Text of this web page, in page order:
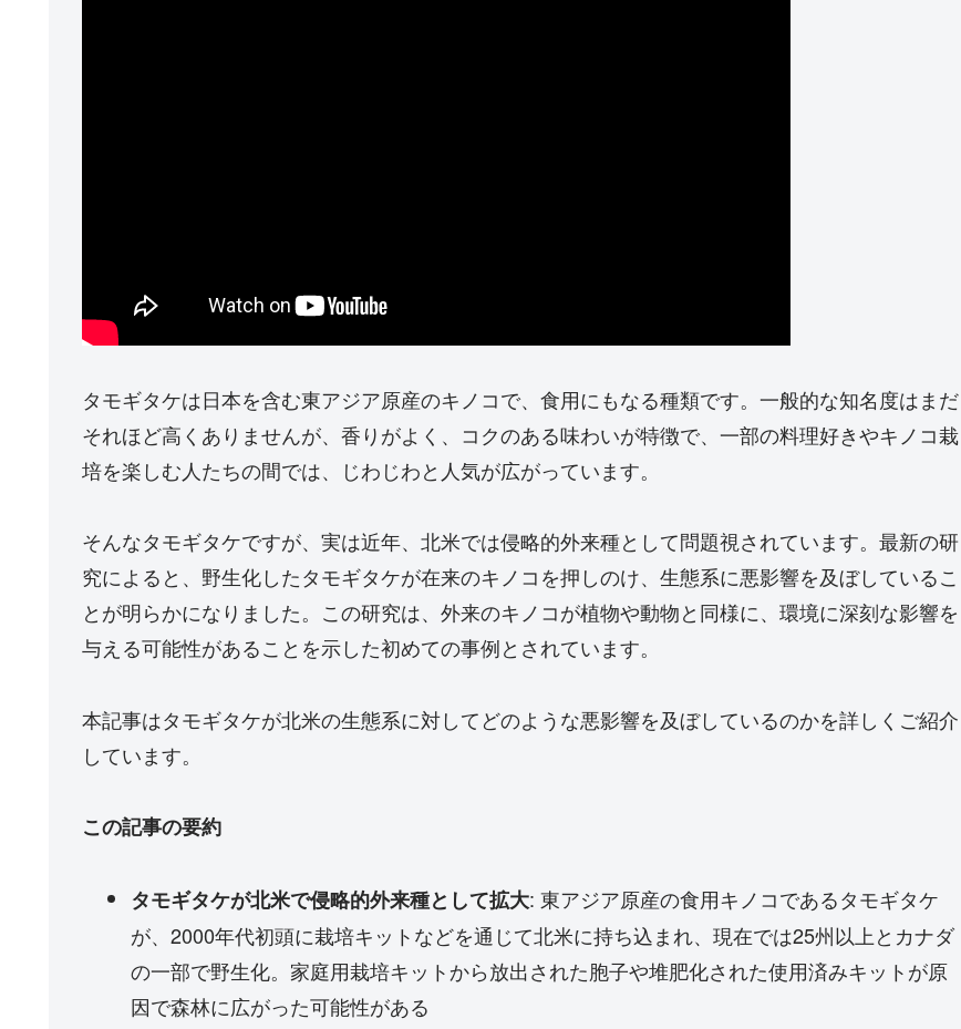
タモギタケは日本を含む東アジア原産のキノコで、食用にもなる種類です。一般的な知名度はまだ
それほど高くありませんが、香りがよく、コクのある味わいが特徴で、一部の料理好きやキノコ栽
培を楽しむ人たちの間では、じわじわと人気が広がっています。
そんなタモギタケですが、実は近年、北米では侵略的外来種として問題視されています。最新の研
究によると、野生化したタモギタケが在来のキノコを押しのけ、生態系に悪影響を及ぼしているこ
とが明らかになりました。この研究は、外来のキノコが植物や動物と同様に、環境に深刻な影響を
与える可能性があることを示した初めての事例とされています。
本記事はタモギタケが北米の生態系に対してどのような悪影響を及ぼしているのかを詳しくご紹介
しています。
この記事の要約
タモギタケが北米で侵略的外来種として拡大: 東アジア原産の食用キノコであるタモギタケ
が、2000年代初頭に栽培キットなどを通じて北米に持ち込まれ、現在では25州以上とカナダ
の一部で野生化。家庭用栽培キットから放出された胞子や堆肥化された使用済みキットが原
因で森林に広がった可能性がある